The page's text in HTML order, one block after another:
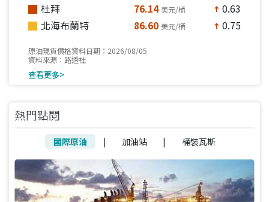
杜拜
76.14 美元/桶 north 0.63
北海布蘭特
86.60 美元/桶 north 0.75
原油現貨價格資料日期：2026/08/05
資料來源：路透社
查看更多>
熱門點閱
國際原油 | 加油站 | 桶裝瓦斯